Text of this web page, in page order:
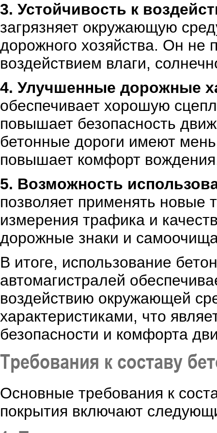
3. Устойчивость к
загрязняет окружающую
дорожного хозяйства. Он не
воздействием влаги,
4. Улучшенные дорожные
обеспечивает хорошую
повышает безопасность
бетонные дороги имеют
повышает комфорт
5. Возможность
позволяет применять новые
измерения трафика и
дорожные знаки и
В итоге, использование
автомагистралей
воздействию окружающей
характеристиками, что
безопасности и комфорта
Требования к составу
Основные требования к
покрытия включают